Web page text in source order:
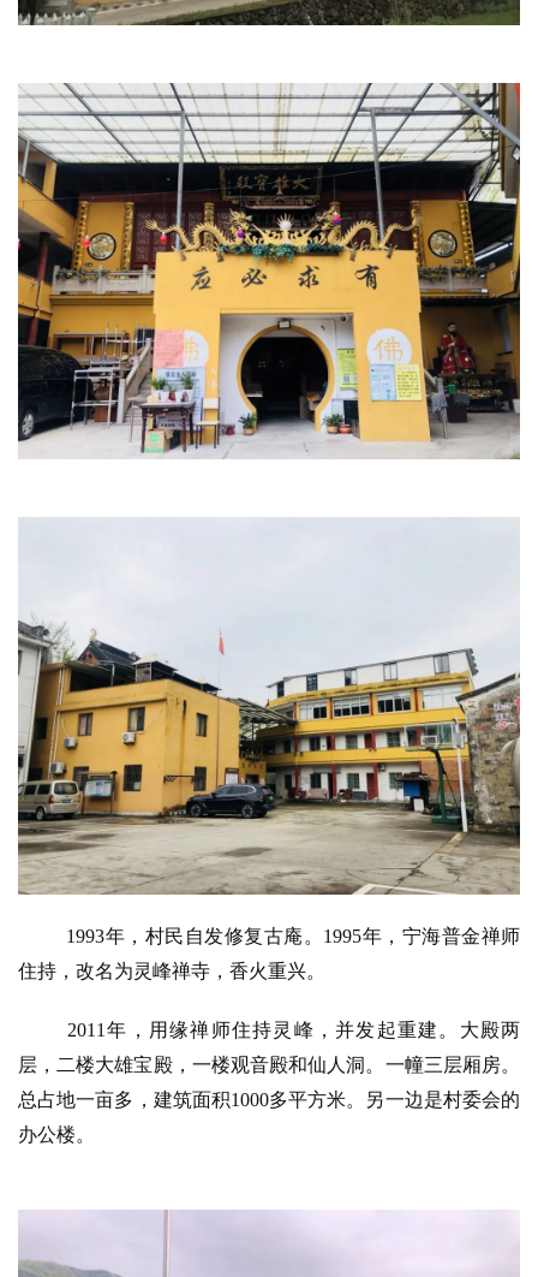
1993年，村民自发修复古庵。1995年，宁海普金禅师
住持，改名为灵峰禅寺，香火重兴。
2011年，用缘禅师住持灵峰，并发起重建。大殿两
层，二楼大雄宝殿，一楼观音殿和仙人洞。一幢三层厢房。
总占地一亩多，建筑面积1000多平方米。另一边是村委会的
办公楼。